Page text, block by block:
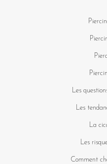
Les
Les
La
Les
Comment